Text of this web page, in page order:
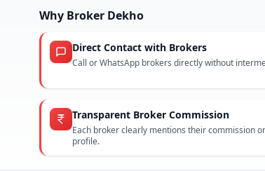
Why Broker Dekho
Direct Contact with Brokers
Call or WhatsApp brokers directly without
Transparent Broker Commission
Each broker clearly mentions their commission
profile.